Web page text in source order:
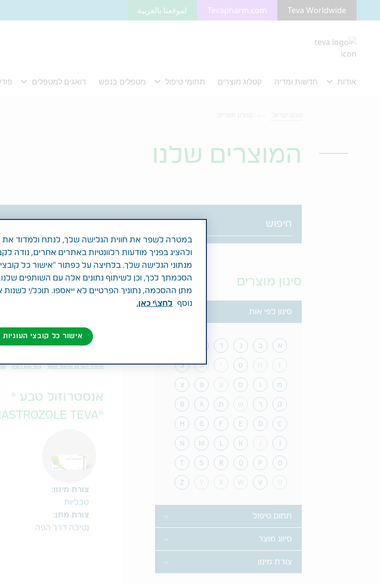
מעבר לתוכן המרכזי
Teva Worldwide
Tevapharm.com لموقعنا بالعربية
המוצרים שלנו
סינון מוצרים
סינון לפי אות
א ב ג ד
ז ח ט י כ ל
מ נ ס ע פ צ
ק ר ש ת A
B
C
D
E
F
G
H
J
K
L
M
N
O
P
Q
R
S
U
V
W
X
Y
Z
תחום טיפול Toggle
סיווג מוצר Toggle
צורת מינון Toggle
נמצאו20תוצאות מתוך
מחלת הסרטן וטיפול תומך במרשם רופא
אנסטרוזול טבע ®
®ANASTROZOLE TEVA
צורת מינון:
טבליות
צורת מתן:
נטילה דרך הפה
במטרה לשפר את חווית הגלישה שלך, לנתח ולמדוד את
ולהציג בפניך מודעות רלוונטיות באתרים אחרים, נודה
מנתוני הגלישה שלך. בלחיצה על כפתור "אישור כל קובצי
הסכמתך לכך, וכן לשיתוף נתונים אלה עם השותפים
מתן ההסכמה, נתוניך הפרטיים לא ייאספו. תוכל/י
נוסף
לחצ\י כאן.
אישור כל קובצי העוגיות